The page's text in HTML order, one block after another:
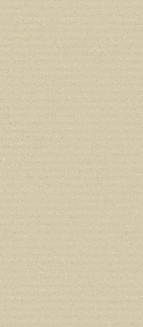
confidit/
cms/
confidit/